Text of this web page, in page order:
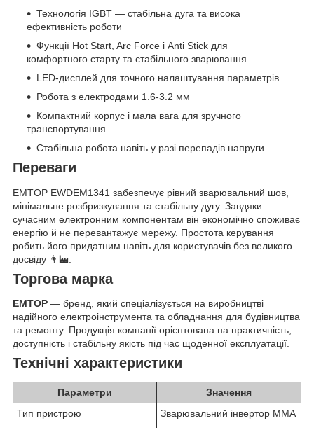
Технологія IGBT — стабільна дуга та висока
ефективність роботи
Функції Hot Start, Arc Force і Anti Stick для
комфортного старту та стабільного зварювання
LED-дисплей для точного налаштування параметрів
Робота з електродами 1.6-3.2 мм
Компактний корпус і мала вага для зручного
транспортування
Стабільна робота навіть у разі перепадів напруги
Переваги
EMTOP EWDEM1341 забезпечує рівний зварювальний шов,
мінімальне розбризкування та стабільну дугу. Завдяки
сучасним електронним компонентам він економічно споживає
енергію й не перевантажує мережу. Простота керування
робить його придатним навіть для користувачів без великого
досвіду 👨‍🏭.
Торгова марка
EMTOP — бренд, який спеціалізується на виробництві
надійного електроінструмента та обладнання для будівництва
та ремонту. Продукція компанії орієнтована на практичність,
доступність і стабільну якість під час щоденної експлуатації.
Технічні характеристики
Параметри
Значення
Тип пристрою
Зварювальний інвертор MMA